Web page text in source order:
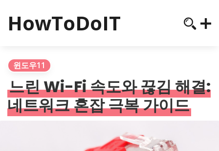
HowToDoIT
윈도우11
느린 Wi-Fi 속도와 끊김 해결:
네트워크 혼잡 극복 가이드